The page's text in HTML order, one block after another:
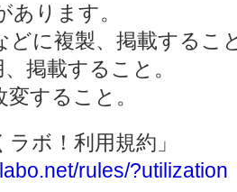
あります。
どに複製、掲載するこ
掲載すること。
すること。
ラボ！利用規約」
rules/?utilization